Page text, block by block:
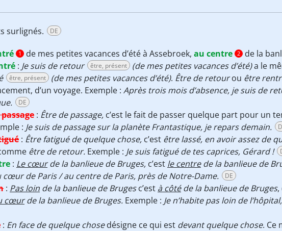
surlignés. DE
1 de mes petites vacances d’été à Assebroek, au centre 2 de la
: Je suis de retour être, présent (de mes petites vacances d’été)a le
être, présent (de mes petites vacances d’été). Être de retourou être
d’un voyage. Exemple : Après trois mois d’absence, je suis de
DE
: Être de passage, c’est le fait de passer quelque part pour un
: Je suis de passage sur la planète Frantastique, je repars demain.
: Être fatigué de quelque chose, c’est être lassé, en avoir assez de
être de retour. Exemple : Je suis fatigué de tes caprices, Gérard !
: Le cœurde la banlieue de Bruges, c’est le centrede la banlieue de
cœur de Paris / au centre de Paris, près de Notre-Dame.
DE
: Pas loin de la banlieue de Brugesc’est à côtéde la banlieue de Bruges,
cœurde la banlieue de Bruges. Exemple : Je n’habite pas loin de
: En face de quelque chosedésigne ce qui est devant quelque chose. Ce